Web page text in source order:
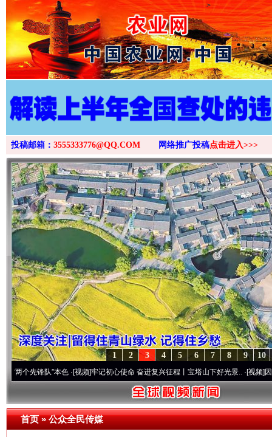
>
投稿邮箱： 3555333776@QQ.COM 网络推广投稿点击进入>>>
10
9
8
7
6
5
4
3
2
1
队”本色·[视频]牢记初心使命 奋进复兴征程丨宝塔山下好光景..·[视频]因党而生 为
首页»公众全民传媒